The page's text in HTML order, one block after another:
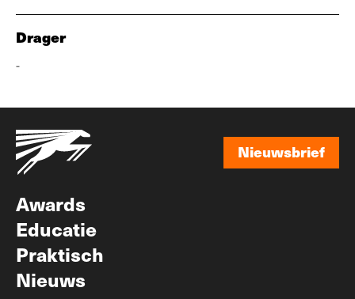
Drager
-
Nieuwsbrief
Awards
Educatie
Praktisch
Nieuws